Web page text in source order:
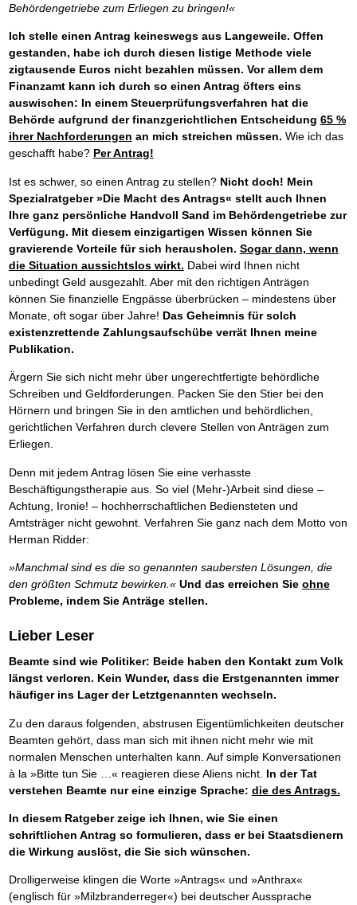
Behördengetriebe zum Erliegen zu bringen!«
Ich stelle einen Antrag keineswegs aus Langeweile. Offen
gestanden, habe ich durch diesen listige Methode viele
zigtausende Euros nicht bezahlen müssen. Vor allem dem
Finanzamt kann ich durch so einen Antrag öfters eins
auswischen: In einem Steuerprüfungsverfahren hat die
Behörde aufgrund der finanzgerichtlichen Entscheidung 65 %
ihrer Nachforderungen an mich streichen müssen. Wie ich das
geschafft habe? Per Antrag!
Ist es schwer, so einen Antrag zu stellen? Nicht doch! Mein
Spezialratgeber »Die Macht des Antrags« stellt auch Ihnen
Ihre ganz persönliche Handvoll Sand im Behördengetriebe zur
Verfügung. Mit diesem einzigartigen Wissen können Sie
gravierende Vorteile für sich herausholen. Sogar dann, wenn
die Situation aussichtslos wirkt. Dabei wird Ihnen nicht
unbedingt Geld ausgezahlt. Aber mit den richtigen Anträgen
können Sie finanzielle Engpässe überbrücken – mindestens über
Monate, oft sogar über Jahre! Das Geheimnis für solch
existenzrettende Zahlungsaufschübe verrät Ihnen meine
Publikation.
Ärgern Sie sich nicht mehr über ungerechtfertigte behördliche
Schreiben und Geldforderungen. Packen Sie den Stier bei den
Hörnern und bringen Sie in den amtlichen und behördlichen,
gerichtlichen Verfahren durch clevere Stellen von Anträgen zum
Erliegen.
Denn mit jedem Antrag lösen Sie eine verhasste
Beschäftigungstherapie aus. So viel (Mehr-)Arbeit sind diese –
Achtung, Ironie! – hochherrschaftlichen Bediensteten und
Amtsträger nicht gewohnt. Verfahren Sie ganz nach dem Motto von
Herman Ridder:
»Manchmal sind es die so genannten saubersten Lösungen, die
den größten Schmutz bewirken.« Und das erreichen Sie ohne
Probleme, indem Sie Anträge stellen.
Lieber Leser
Beamte sind wie Politiker: Beide haben den Kontakt zum Volk
längst verloren. Kein Wunder, dass die Erstgenannten immer
häufiger ins Lager der Letztgenannten wechseln.
Zu den daraus folgenden, abstrusen Eigentümlichkeiten deutscher
Beamten gehört, dass man sich mit ihnen nicht mehr wie mit
normalen Menschen unterhalten kann. Auf simple Konversationen
à la »Bitte tun Sie …« reagieren diese Aliens nicht. In der Tat
verstehen Beamte nur eine einzige Sprache: die des Antrags.
In diesem Ratgeber zeige ich Ihnen, wie Sie einen
schriftlichen Antrag so formulieren, dass er bei Staatsdienern
die Wirkung auslöst, die Sie sich wünschen.
Drolligerweise klingen die Worte »Antrags« und »Anthrax«
(englisch für »Milzbranderreger«) bei deutscher Aussprache